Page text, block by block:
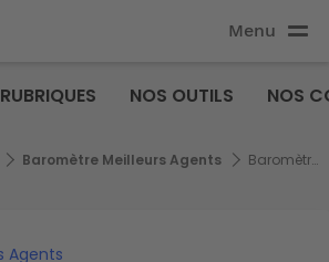
Menu
NOS OUTILS NOS
Baromètre Meilleurs Agents Baromètre immobilier : un marché toujours en demi-teinte
Agents